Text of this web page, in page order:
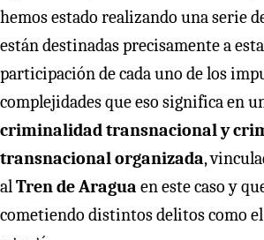
hemos estado realizando una serie
están destinadas precisamente a
participación de cada uno de los
complejidades que eso significa en
criminalidad transnacional y
transnacional organizada,
alTren de Aragua en este caso y
cometiendo distintos delitos como el